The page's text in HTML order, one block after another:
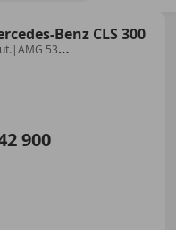
Benz CLS 300
53
900